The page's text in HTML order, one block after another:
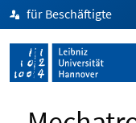
für Beschäftigte